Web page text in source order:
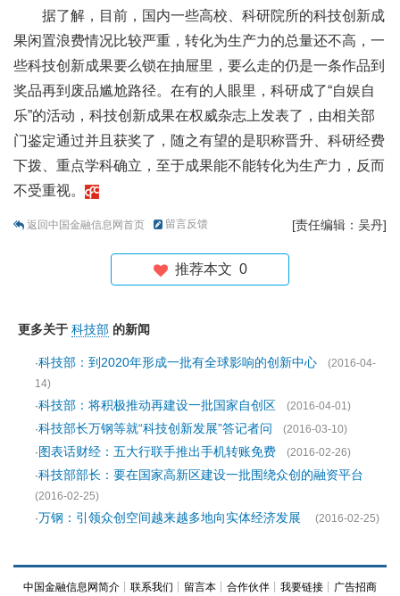
据了解，目前，国内一些高校、科研院所的科技创新成
果闲置浪费情况比较严重，转化为生产力的总量还不高，一
些科技创新成果要么锁在抽屉里，要么走的仍是一条作品到
奖品再到废品尴尬路径。在有的人眼里，科研成了“自娱自
乐”的活动，科技创新成果在权威杂志上发表了，由相关部
门鉴定通过并且获奖了，随之有望的是职称晋升、科研经费
下拨、重点学科确立，至于成果能不能转化为生产力，反而
不受重视。
返回中国金融信息网首页 留言反馈 [责任编辑：吴丹]
推荐本文 0
更多关于 科技部 的新闻
·科技部：到2020年形成一批有全球影响的创新中心
(2016-04-
14)
·科技部：将积极推动再建设一批国家自创区
(2016-04-01)
·科技部长万钢等就“科技创新发展”答记者问
(2016-03-10)
·图表话财经：五大行联手推出手机转账免费
(2016-02-26)
·科技部部长：要在国家高新区建设一批围绕众创的融资平台
(2016-02-25)
·万钢：引领众创空间越来越多地向实体经济发展 (2016-02-25)
中国金融信息网简介 ┊ 联系我们 ┊ 留言本 ┊ 合作伙伴 ┊ 我要链接 ┊ 广告招商